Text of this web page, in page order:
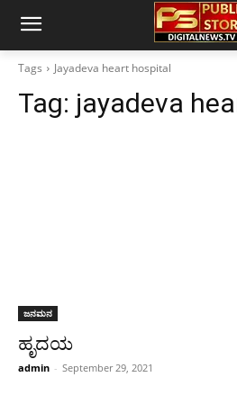
Tags Jayadeva heart hospital
Tag: jayadeva
ಜನಮನ
ಹೃದಯ
admin - September 29, 2021